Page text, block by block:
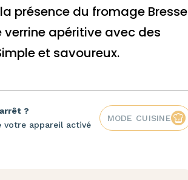
présence du fromage Bresse
apéritive avec des
et savoureux.
?
votre appareil activé
MODE CUISINE